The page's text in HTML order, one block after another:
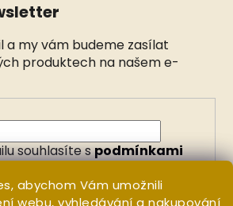
abychom Vám umožnili
webu, vyhledávání a nakupování
a my vám budeme zasílat
produktech na našem e-
souhlasíte spodmínkami